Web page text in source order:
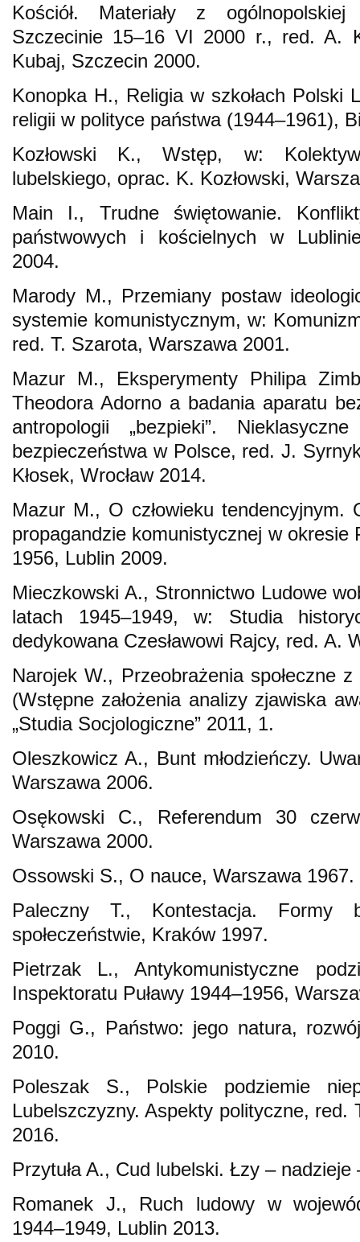
Kościół. Materiały z
Szczecinie 15–16 VI 2000 r., red. A.
Kubaj, Szczecin 2000.
Konopka H., Religia w szkołach Polski
religii w polityce państwa (1944–1961),
Kozłowski K., Wstęp, w:
lubelskiego, oprac. K. Kozłowski,
Main I., Trudne świętowanie.
państwowych i kościelnych w
2004.
Marody M., Przemiany postaw
systemie komunistycznym, w:
red. T. Szarota, Warszawa 2001.
Mazur M., Eksperymenty Philipa
Theodora Adorno a badania aparatu
antropologii „bezpieki”.
bezpieczeństwa w Polsce, red. J.
Kłosek, Wrocław 2014.
Mazur M., O człowieku tendencyjnym.
propagandzie komunistycznej w okresie
1956, Lublin 2009.
Mieczkowski A., Stronnictwo Ludowe
latach 1945–1949, w: Studia
dedykowana Czesławowi Rajcy, red. A.
Narojek W., Przeobrażenia społeczne
(Wstępne założenia analizy zjawiska
„Studia Socjologiczne” 2011, 1.
Oleszkowicz A., Bunt młodzieńczy.
Warszawa 2006.
Osękowski C., Referendum 30
Warszawa 2000.
Ossowski S., O nauce, Warszawa 1967.
Paleczny T., Kontestacja. Formy
społeczeństwie, Kraków 1997.
Pietrzak L., Antykomunistyczne
Inspektoratu Puławy 1944–1956,
Poggi G., Państwo: jego natura,
2010.
Poleszak S., Polskie podziemie
Lubelszczyzny. Aspekty polityczne, red.
2016.
Przytuła A., Cud lubelski. Łzy –
Romanek J., Ruch ludowy w
1944–1949, Lublin 2013.